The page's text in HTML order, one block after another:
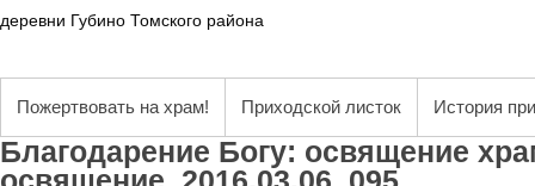
деревни Губино Томского района
Пожертвовать на храм! Приходской листок История
Благодарение Богу: освящение